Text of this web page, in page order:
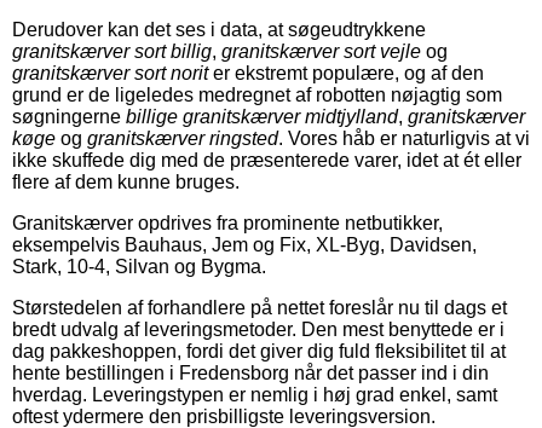
Derudover kan det ses i data, at søgeudtrykkene
granitskærver sort billig, granitskærver sort vejle og
granitskærver sort noriter ekstremt populære, og af den
grund er de ligeledes medregnet af robotten nøjagtig som
søgningerne billige granitskærver midtjylland, granitskærver
køge og granitskærver ringsted. Vores håb er naturligvis at vi
ikke skuffede dig med de præsenterede varer, idet at ét eller
flere af dem kunne bruges.
Granitskærver opdrives fra prominente netbutikker,
eksempelvis Bauhaus, Jem og Fix, XL-Byg, Davidsen,
Stark, 10-4, Silvan og Bygma.
Størstedelen af forhandlere på nettet foreslår nu til dags et
bredt udvalg af leveringsmetoder. Den mest benyttede er i
dag pakkeshoppen, fordi det giver dig fuld fleksibilitet til at
hente bestillingen i Fredensborg når det passer ind i din
hverdag. Leveringstypen er nemlig i høj grad enkel, samt
oftest ydermere den prisbilligste leveringsversion.